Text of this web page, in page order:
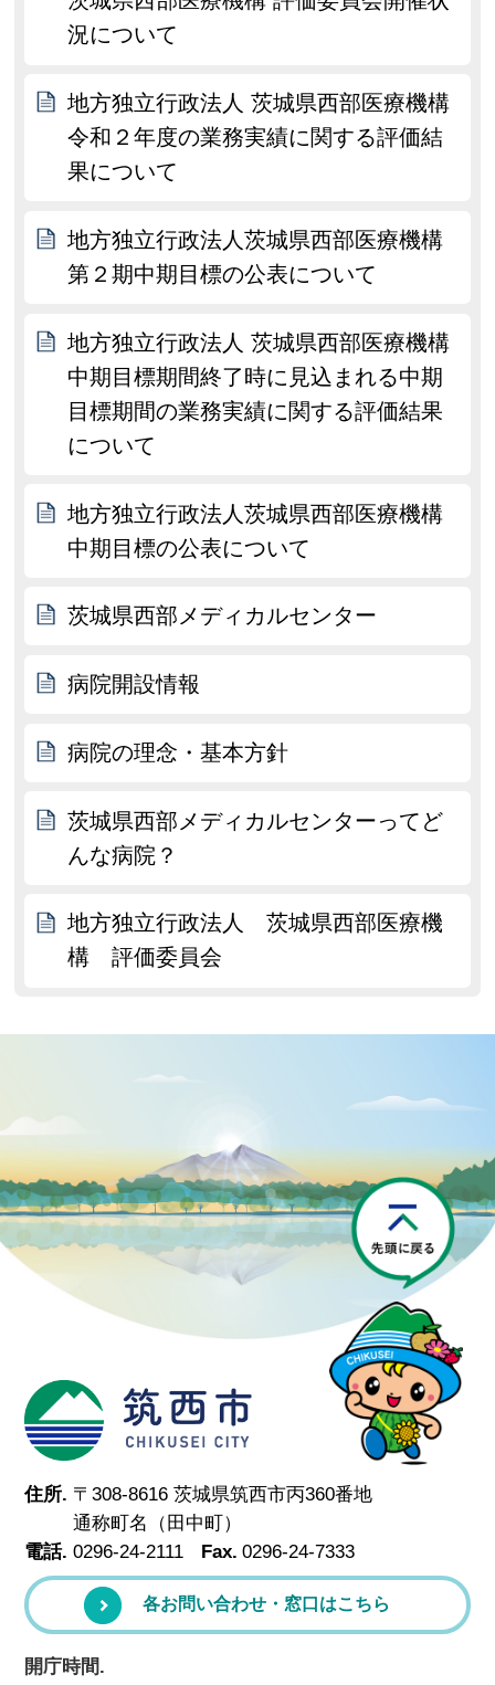
況について
地方独立行政法人 茨城県西部医療機構
令和２年度の業務実績に関する評価結
果について
地方独立行政法人茨城県西部医療機構
第２期中期目標の公表について
地方独立行政法人 茨城県西部医療機構
中期目標期間終了時に見込まれる中期
目標期間の業務実績に関する評価結果
について
地方独立行政法人茨城県西部医療機構
中期目標の公表について
茨城県西部メディカルセンター
病院開設情報
病院の理念・基本方針
茨城県西部メディカルセンターってど
んな病院？
地方独立行政法人 茨城県西部医療機
構 評価委員会
筑西市
住所. 〒308-8616 茨城県筑西市丙360番地
通称町名（田中町）
電話. 0296-24-2111 Fax. 0296-24-7333
各お問い合わせ・窓口はこちら
開庁時間.